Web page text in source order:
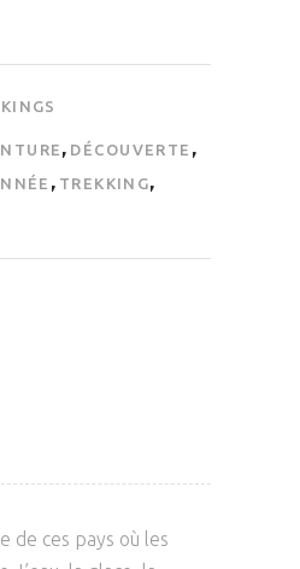
, DÉCOUVERTE ,
, TREKKING,
de ces pays où les